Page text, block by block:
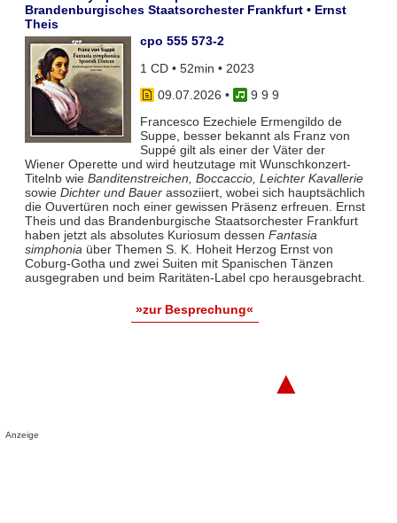
Brandenburgisches Staatsorchester Frankfurt • Ernst
Theis
cpo 555 573-2
1 CD • 52min • 2023
09.07.2026 •
9 9 9
Francesco Ezechiele Ermengildo de
Suppe, besser bekannt als Franz von
Suppé gilt als einer der Väter der
Wiener Operette und wird heutzutage mit Wunschkonzert-
Titelnb wie Banditenstreichen, Boccaccio, Leichter Kavallerie
sowie Dichter und Bauerassoziiert, wobei sich hauptsächlich
die Ouvertüren noch einer gewissen Präsenz erfreuen. Ernst
Theis und das Brandenburgische Staatsorchester Frankfurt
haben jetzt als absolutes Kuriosum dessen Fantasia
simphoniaüber Themen S. K. Hoheit Herzog Ernst von
Coburg-Gotha und zwei Suiten mit Spanischen Tänzen
ausgegraben und beim Raritäten-Label cpo herausgebracht.
»zur Besprechung«
▲
Anzeige